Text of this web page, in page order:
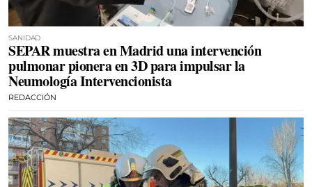
SANIDAD
SEPAR muestra en Madrid una intervención
pulmonar pionera en 3D para impulsar la
Neumología Intervencionista
REDACCIÓN